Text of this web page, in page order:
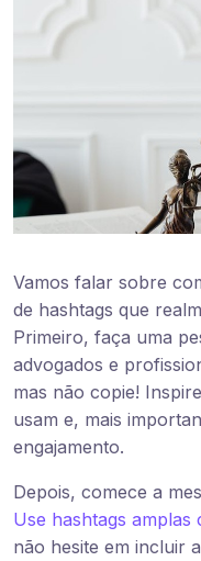
Vamos falar sobre
de hashtags que
Primeiro, faça uma
advogados e
mas não copie!
usam e, mais
engajamento.
Depois, comece a
Use hashtags amplas
não hesite em incluir